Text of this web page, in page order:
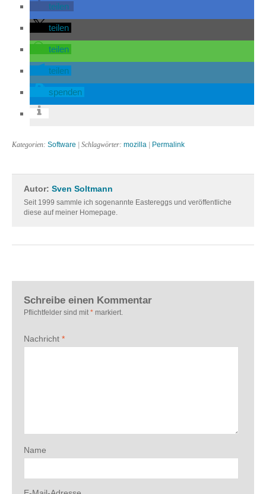
teilen
teilen
teilen
teilen
spenden
Kategorien: Software | Schlagwörter: mozilla Permalink
Autor: Sven Soltmann
Seit 1999 sammle ich sogenannte Eastereggs und veröffentliche
diese auf meiner Homepage.
Schreibe einen Kommentar
Pflichtfelder sind mit * markiert.
Nachricht *
Name